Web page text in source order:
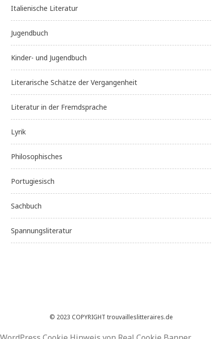
Italienische Literatur
Jugendbuch
Kinder- und Jugendbuch
Literarische Schätze der Vergangenheit
Literatur in der Fremdsprache
Lyrik
Philosophisches
Portugiesisch
Sachbuch
Spannungsliteratur
© 2023 COPYRIGHT trouvailleslitteraires.de